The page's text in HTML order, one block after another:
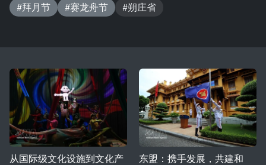
#拜月节 #赛龙舟节 #朔庄省
从国际级文化设施到文化产
东盟：携手发展，共建和